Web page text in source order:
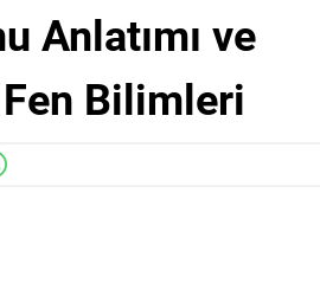
Anlatımı ve
Bilimleri